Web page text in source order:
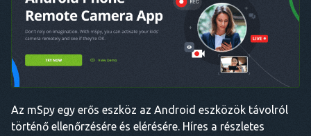
Az mSpy egy erős eszköz az Android eszközök távolról
történő ellenőrzésére és elérésére. Híres a részletes